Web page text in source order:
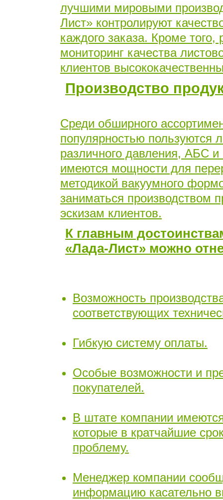
лучшими мировыми
Лист» контролируют
каждого заказа. Кроме того,
мониторинг качества
клиентов
Производство
Среди обширного
популярностью пользуются
различного давления, АБС
имеются мощности для
методикой вакуумного
заниматься производством
эскизам клиентов.
К главным
«Лада-Лист» можно
Возможность
соответствующих
Гибкую систему оплаты.
Особые возможности и
покупателей.
В штате компании
которые в кратчайшие
проблему.
Менеджер компании
информацию касательно